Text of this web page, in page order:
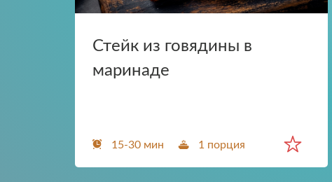
Стейк из говядины в
маринаде
15-30 мин 1 порция